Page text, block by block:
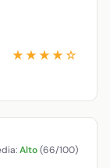
★★★★☆
Alto(66/100)